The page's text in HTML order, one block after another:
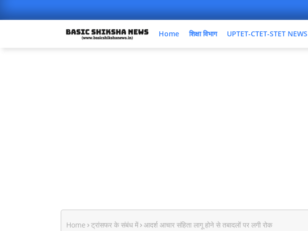
Home शिक्षा विभाग UPTET-CTET-STET NEWS
Home ट्रांसफर के संबंध में आदर्श आचार संहिता लागू होने से तबादलों पर लगी रोक